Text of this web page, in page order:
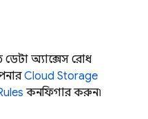
অ্যাক্সেস রোধ
Cloud Storage
কনফিগার করুন৷